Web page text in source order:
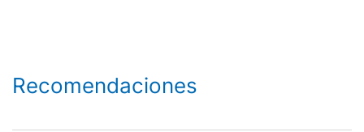
Recomendaciones